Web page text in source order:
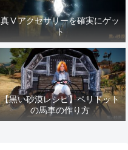
真Ⅴアクセサリーを確実にゲッ
ト
【黒い砂漠レシピ】ペリドット
の馬車の作り方